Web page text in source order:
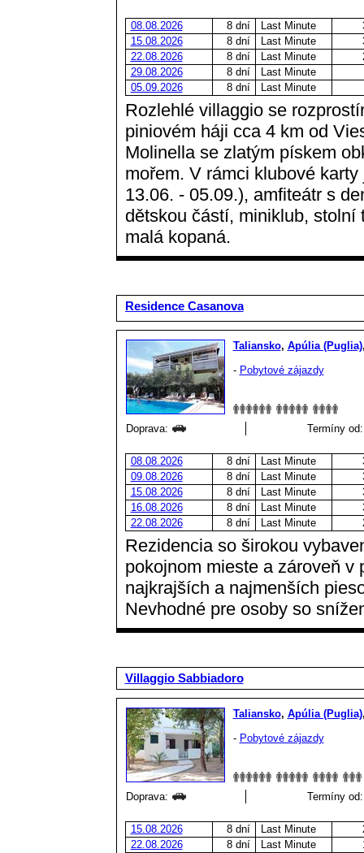
08.08.2026 8 dní Last Minute
15.08.2026
8 dní Last Minute
22.08.2026
8 dní Last Minute
29.08.2026
8 dní
Last Minute
05.09.2026
8 dní Last Minute
Rozlehlé villaggio se
piniovém háji cca 4 km od
Molinella se zlatým pískem
mořem. V rámci klubové
13.06. - 05.09.), amfiteátr s
dětskou částí, miniklub,
malá kopaná.
Residence Casanova
Taliansko, Apúlia (Puglia)
- Pobytové zájazdy
Doprava: Termíny
08.08.2026 8 dní Last Minute
09.08.2026
8 dní Last Minute
15.08.2026
8 dní Last Minute
16.08.2026
8 dní Last Minute
22.08.2026
8 dní Last Minute
Rezidencia so širokou
pokojnom mieste a zároveň v
najkrajších a najmenších
Nevhodné pre osoby so
Villaggio Sabbiadoro
Taliansko, Apúlia (Puglia)
- Pobytové zájazdy
Doprava: Termíny
15.08.2026 8 dní Last Minute
22.08.2026
8 dní Last Minute